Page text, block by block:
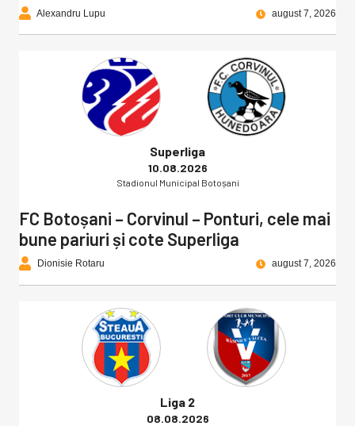
Alexandru Lupu august 7, 2026
Superliga
10.08.2026
Stadionul Municipal Botoșani
FC Botoșani – Corvinul – Ponturi, cele mai
bune pariuri și cote Superliga
Dionisie Rotaru august 7, 2026
Liga 2
08.08.2026